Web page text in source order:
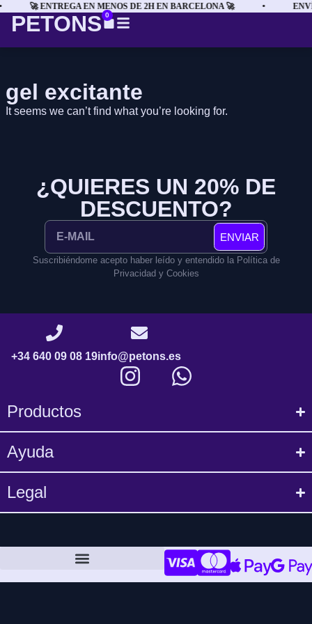
🚀 ENTREGA EN MENOS DE 2H EN BARCELONA 🚀 •
PETONS 0
gel excitante
It seems we can’t find what you’re looking for.
¿QUIERES UN 20% DE
DESCUENTO?
ENVIAR
Suscribiéndome acepto haber leído y entendido la Política de
Privacidad y Cookies
+34 640 09 08 19info@petons.es
Productos
Ayuda
Legal